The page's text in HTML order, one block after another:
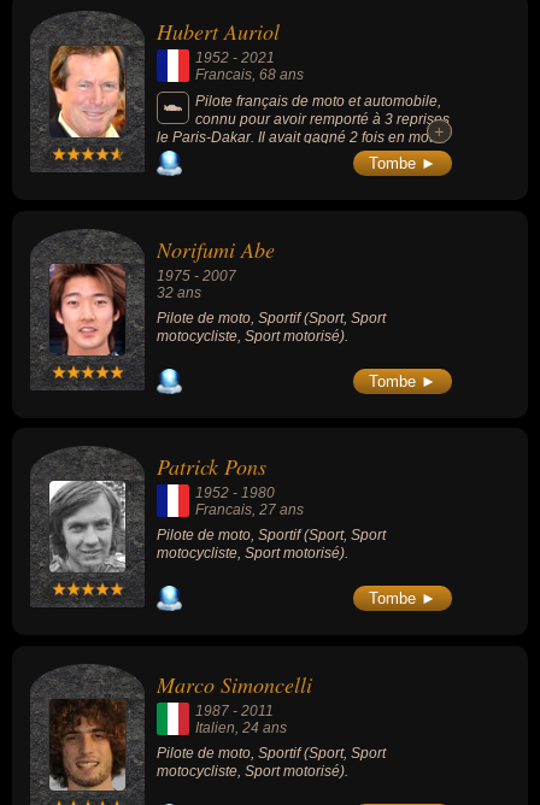
Hubert Auriol
1952 - 2021
Francais, 68 ans
Pilote français de moto et automobile,
connu pour avoir remporté à 3 reprises
le Paris-Dakar. Il avait gagné 2 fois en moto
en 1981 et 1987, et 1 fois en automobile en
1992, devenant ainsi le 1er pilote à
il avait aussi présenté la première édition de
l’émission Koh-Lanta..
+
+
Tombe ►
Norifumi Abe
1975 - 2007
32 ans
Pilote de moto, Sportif (Sport, Sport
motocycliste, Sport motorisé).
Tombe ►
Patrick Pons
1952 - 1980
Francais, 27 ans
Pilote de moto, Sportif (Sport, Sport
motocycliste, Sport motorisé).
Tombe ►
Marco Simoncelli
1987 - 2011
Italien , 24 ans
Pilote de moto, Sportif (Sport, Sport
motocycliste, Sport motorisé).